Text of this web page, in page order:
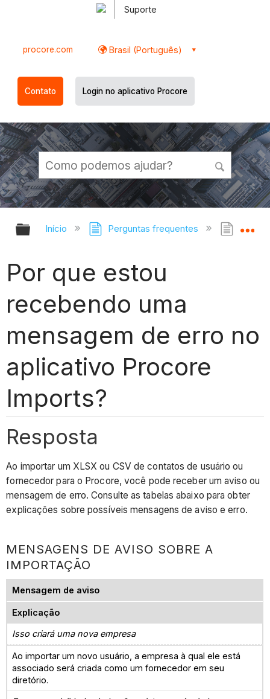
Suporte
procore.com Brasil (Português)
Contato Login no aplicativo Procore
Expandir/recolher hierarquia
Início Perguntas frequentes Por
Por que estou
recebendo uma
mensagem de erro no
aplicativo Procore
Imports?
Resposta
Ao importar um XLSX ou CSV de contatos de usuário ou
fornecedor para o Procore, você pode receber um aviso ou
mensagem de erro. Consulte as tabelas abaixo para obter
explicações sobre possíveis mensagens de aviso e erro.
MENSAGENS DE AVISO SOBRE A
IMPORTAÇÃO
Mensagem de aviso
Explicação
Isso criará uma nova empresa
Ao importar um novo usuário, a empresa à qual ele está
associado será criada como um fornecedor em seu
diretório.